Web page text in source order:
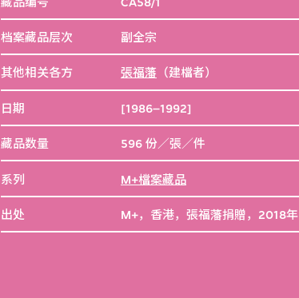
档案藏品层次 副全宗
其他相关各方 張福藩 （建檔者）
日期 [1986–1992]
藏品数量 596 份／張／件
系列 M+檔案藏品
出处 M+，香港，張福藩捐贈，2018年